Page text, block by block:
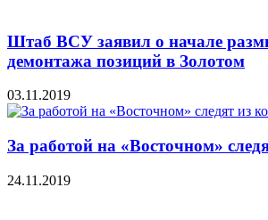
Штаб ВСУ заявил о начале
демонтажа позиций в Золотом
03.11.2019
За работой на «Восточном»
24.11.2019